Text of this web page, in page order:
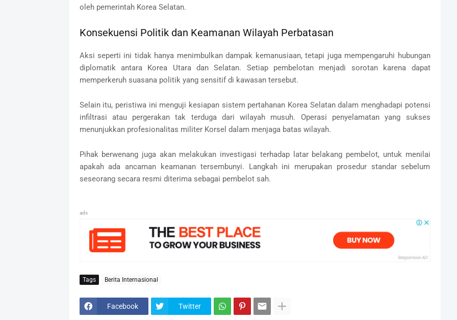
oleh pemerintah Korea Selatan.
Konsekuensi Politik dan Keamanan Wilayah Perbatasan
Aksi seperti ini tidak hanya menimbulkan dampak kemanusiaan, tetapi juga mempengaruhi hubungan
diplomatik antara Korea Utara dan Selatan. Setiap pembelotan menjadi sorotan karena dapat
memperkeruh suasana politik yang sensitif di kawasan tersebut.
Selain itu, peristiwa ini menguji kesiapan sistem pertahanan Korea Selatan dalam menghadapi potensi
infiltrasi atau pergerakan tak terduga dari wilayah musuh. Operasi penyelamatan yang sukses
menunjukkan profesionalitas militer Korsel dalam menjaga batas wilayah.
Pihak berwenang juga akan melakukan investigasi terhadap latar belakang pembelot, untuk menilai
apakah ada ancaman keamanan tersembunyi. Langkah ini merupakan prosedur standar sebelum
seseorang secara resmi diterima sebagai pembelot sah.
ads
Tags Berita Internasional
Facebook Twitter